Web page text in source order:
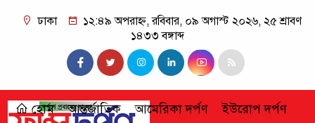
ঢাকা
১২:৪৯ অপরাহ্ন, রবিবার, ০৯ অগাস্ট ২০২৬, ২৫ শ্রাবণ
১৪৩৩ বঙ্গাব্দ
হোম আন্তর্জাতিক আমেরিকা দর্পণ ইউরোপ দর্পণ